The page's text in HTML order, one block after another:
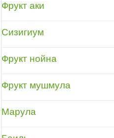
Фрукт аки
Сизигиум
Фрукт нойна
Фрукт мушмула
Марула